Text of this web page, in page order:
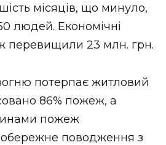
місяців, що минуло,
людей. Економічні
перевищили 23 млн. грн.
потерпає житловий
86% пожеж, а
пожеж
поводження з